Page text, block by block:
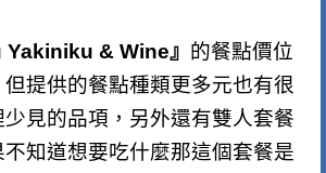
& Wine』 的餐點價位
提供的餐點種類更多元也有很
見的品項，另外還有雙人套餐
知道想要吃什麼那這個套餐是